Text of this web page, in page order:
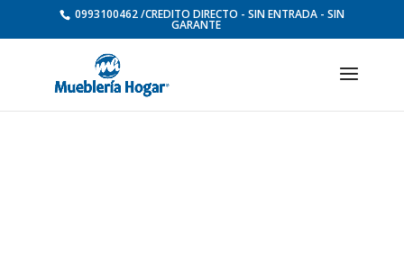
0993100462 /CREDITO DIRECTO - SIN ENTRADA - SIN
GARANTE